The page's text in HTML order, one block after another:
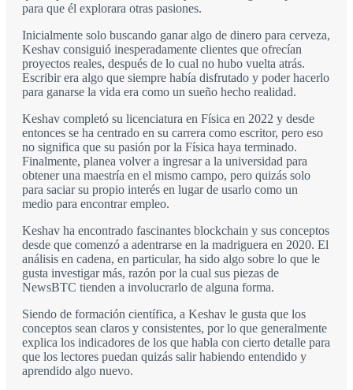
para que él explorara otras pasiones.
Inicialmente solo buscando ganar algo de dinero para cerveza,
Keshav consiguió inesperadamente clientes que ofrecían
proyectos reales, después de lo cual no hubo vuelta atrás.
Escribir era algo que siempre había disfrutado y poder hacerlo
para ganarse la vida era como un sueño hecho realidad.
Keshav completó su licenciatura en Física en 2022 y desde
entonces se ha centrado en su carrera como escritor, pero eso
no significa que su pasión por la Física haya terminado.
Finalmente, planea volver a ingresar a la universidad para
obtener una maestría en el mismo campo, pero quizás solo
para saciar su propio interés en lugar de usarlo como un
medio para encontrar empleo.
Keshav ha encontrado fascinantes blockchain y sus conceptos
desde que comenzó a adentrarse en la madriguera en 2020. El
análisis en cadena, en particular, ha sido algo sobre lo que le
gusta investigar más, razón por la cual sus piezas de
NewsBTC tienden a involucrarlo de alguna forma.
Siendo de formación científica, a Keshav le gusta que los
conceptos sean claros y consistentes, por lo que generalmente
explica los indicadores de los que habla con cierto detalle para
que los lectores puedan quizás salir habiendo entendido y
aprendido algo nuevo.